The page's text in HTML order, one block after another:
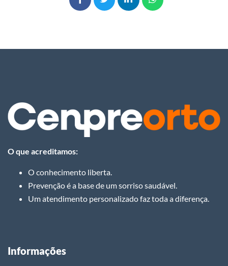
O que acreditamos:
O conhecimento liberta.
Prevenção é a base de um sorriso saudável.
Um atendimento personalizado faz toda a diferença.
Informações